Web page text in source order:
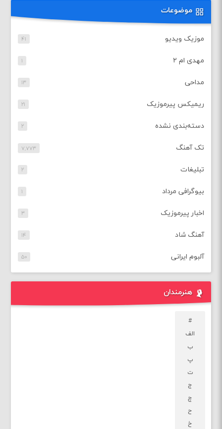
موضوعات
موزیک ویدیو ۴۱
مهدی ام ۲ ۱
مداحی ۱۳
ریمیکس پیرموزیک ۲۱
دسته‌بندی نشده ۲
تک آهنگ ۷,۷۷۳
تبلیغات ۲
بیوگرافی مرداد ۱
اخبار پیرموزیک ۳
آهنگ شاد ۱۴
آلبوم ایرانی ۵۰
هنرمندان
#
الف
ب
پ
ت
ج
چ
ح
خ